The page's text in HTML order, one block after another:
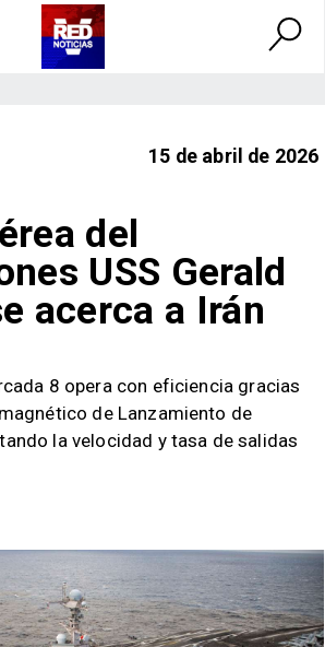
15 de abril de 2026
del
USS Gerald
acerca a Irán
8 opera con eficiencia gracias
de Lanzamiento de
la velocidad y tasa de salidas